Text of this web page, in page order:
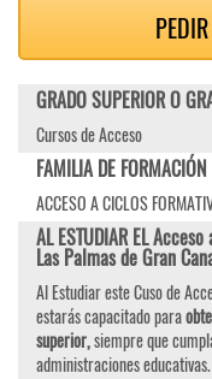
GRADO SUPERIOR O
Cursos de Acceso
FAMILIA DE FORMACIÓN
ACCESO A CICLOS
AL ESTUDIAR EL
Las Palmas de Gran
Al Estudiar este Cuso de
estarás capacitado para
superior,siempre que
administraciones educativas.